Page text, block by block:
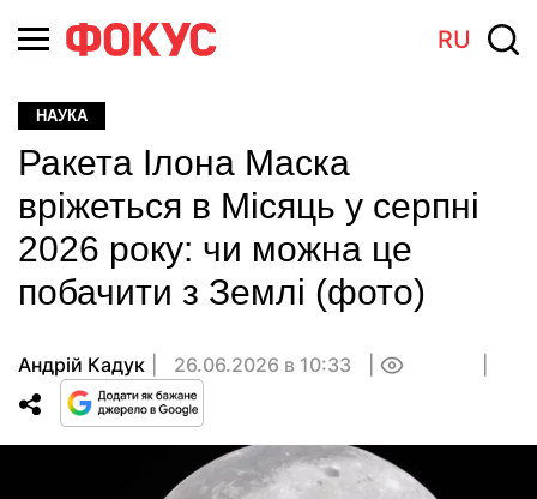
RU
НАУКА
Ракета Ілона Маска
вріжеться в Місяць у серпні
2026 року: чи можна це
побачити з Землі (фото)
Андрій Кадук 26.06.2026 в 10:33